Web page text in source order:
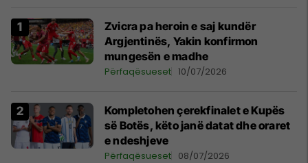
Zvicra pa heroin e saj kundër
Argjentinës, Yakin konfirmon
mungesën e madhe
Përfaqësueset 10/07/2026
Kompletohen çerekfinalet e Kupës
së Botës, këto janë datat dhe oraret
e ndeshjeve
Përfaqësueset 08/07/2026